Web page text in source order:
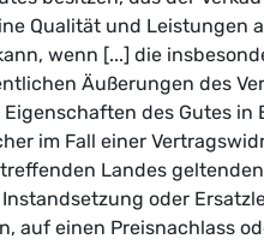
Qualität und Leistungen
wenn [...] die
Äußerungen des
des Gutes in
im Fall einer
Landes
oder
auf einen Preisnachlass